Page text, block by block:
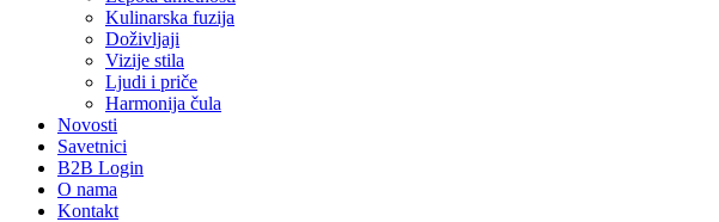
Kulinarska fuzija
Doživljaji
Vizije stila
Ljudi i priče
Harmonija čula
Novosti
Savetnici
B2B Login
O nama
Kontakt